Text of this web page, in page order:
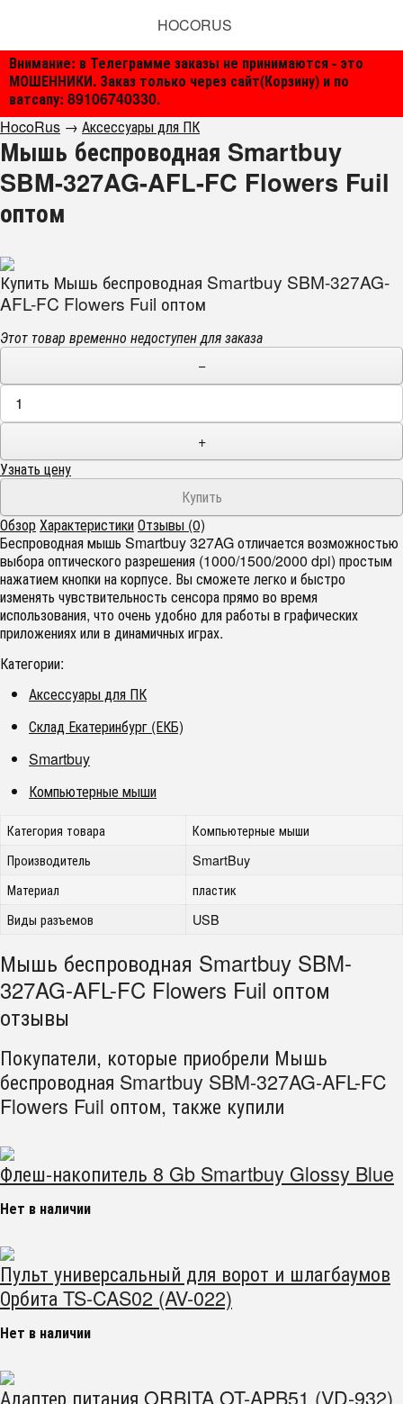
Внимание: в Телеграмме заказы не принимаются - это
МОШЕННИКИ. Заказ только через сайт(Корзину) и по
ватсапу: 89106740330.
HOCORUS
HocoRus → Аксессуары для ПК
Мышь беспроводная Smartbuy
SBM-327AG-AFL-FC Flowers Fuil
оптом
Купить Мышь беспроводная Smartbuy SBM-327AG-
AFL-FC Flowers Fuil оптом
Этот товар временно недоступен для заказа
−
+
Узнать цену
ОбзорХарактеристикиОтзывы (0)
Беспроводная мышь Smartbuy 327AG отличается возможностью
выбора оптического разрешения (1000/1500/2000 dpi) простым
нажатием кнопки на корпусе. Вы сможете легко и быстро
изменять чувствительность сенсора прямо во время
использования, что очень удобно для работы в графических
приложениях или в динамичных играх.
Категории:
Аксессуары для ПК
Склад Екатеринбург (ЕКБ)
Smartbuy
Компьютерные мыши
Категория товара
Компьютерные мыши
Производитель
SmartBuy
Материал
пластик
Виды разъемов
USB
Мышь беспроводная Smartbuy SBM-
327AG-AFL-FC Flowers Fuil оптом
отзывы
Покупатели, которые приобрели Мышь
беспроводная Smartbuy SBM-327AG-AFL-FC
Flowers Fuil оптом, также купили
Флеш-накопитель 8 Gb Smartbuy Glossy Blue
Нет в наличии
Пульт универсальный для ворот и шлагбаумов
Орбита TS-CAS02 (AV-022)
Нет в наличии
Адаптер питания ORBITA OT-APB51 (VD-932)